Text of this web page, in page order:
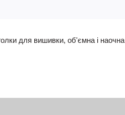
для вишивки, об'ємна і наочна